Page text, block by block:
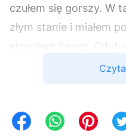
czułem się gorszy. W
złym stanie i miałem
straciłem twarz.
obowiązku udzielania
tym poradzić. Z